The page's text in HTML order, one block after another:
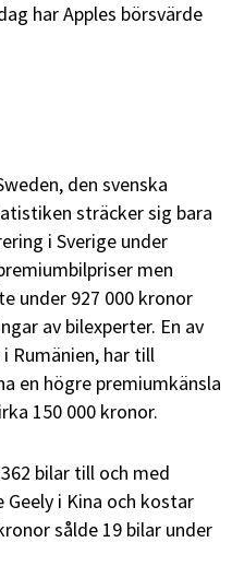
har Apples börsvärde
den svenska
sträcker sig bara
i Sverige under
men
under 927 000 kronor
av bilexperter. En av
Rumänien, har till
en högre premiumkänsla
150 000 kronor.
bilar till och med
Geely i Kina och kostar
sålde 19 bilar under